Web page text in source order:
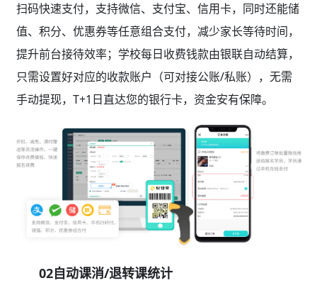
扫码快速支付，支持微信、支付宝、信用卡，同时还能储
值、积分、优惠券等任意组合支付，减少家长等待时间，
提升前台接待效率；学校每日收费钱款由银联自动结算，
只需设置好对应的收款账户（可对接公账/私账），无需
手动提现，T+1日直达您的银行卡，资金安有保障。
02自动课消/退转课统计